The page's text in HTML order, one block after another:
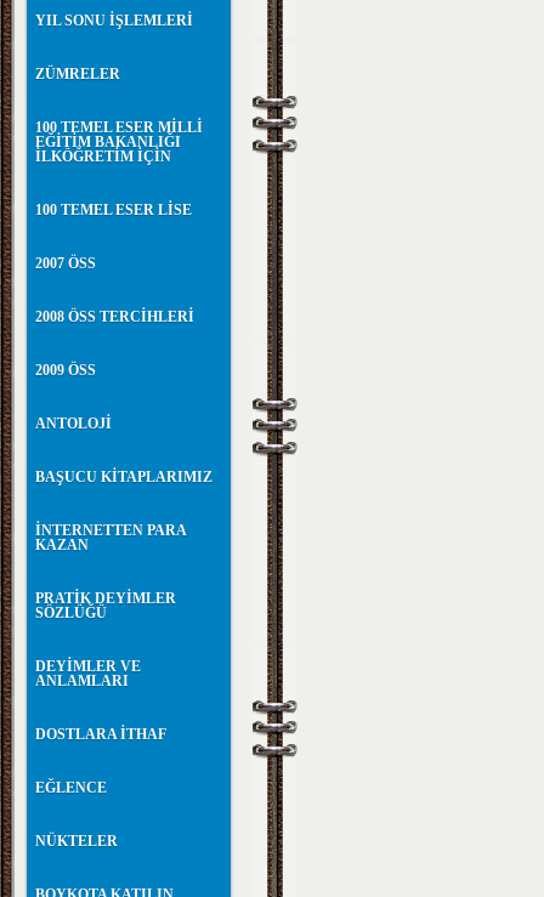
YIL SONU İŞLEMLERİ
ZÜMRELER
100 TEMEL ESER MİLLİ
EĞİTİM BAKANLIĞI
İLKÖĞRETİM İÇİN
100 TEMEL ESER LİSE
2007 ÖSS
2008 ÖSS TERCİHLERİ
2009 ÖSS
ANTOLOJİ
BAŞUCU KİTAPLARIMIZ
İNTERNETTEN PARA
KAZAN
PRATİK DEYİMLER
SÖZLÜĞÜ
DEYİMLER VE
ANLAMLARI
DOSTLARA İTHAF
EĞLENCE
NÜKTELER